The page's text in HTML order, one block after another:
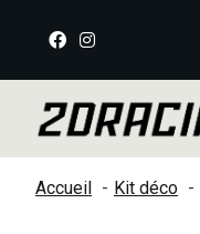
Accueil Kit déco